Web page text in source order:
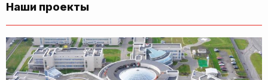
Наши проекты